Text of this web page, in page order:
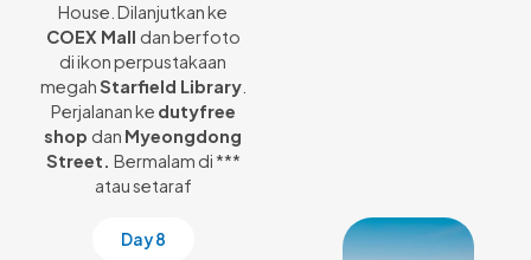
House. Dilanjutkan ke
COEX Mall dan berfoto
di ikon perpustakaan
megahStarfield Library.
Perjalanan ke dutyfree
shop dan Myeongdong
Street. Bermalam di ***
atau setaraf
Day 8